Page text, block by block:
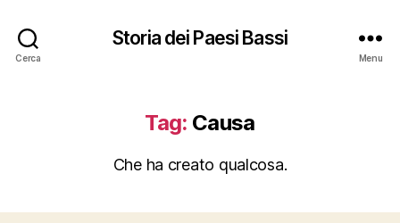
Cerca
Storia dei Paesi Bassi
Menu
Tag: Causa
Che ha creato qualcosa.